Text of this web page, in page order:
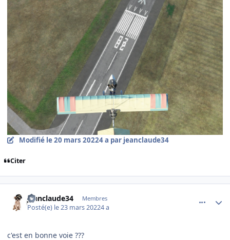
Modifié le 20 mars 20224 a par jeanclaude34
Citer
jeanclaude34 Membres
Posté(e) le 23 mars 20224 a
c'est en bonne voie ???